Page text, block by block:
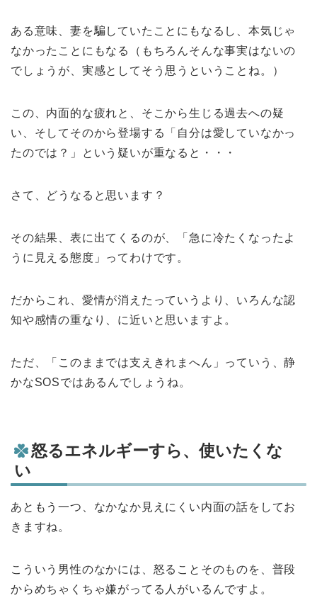
ある意味、妻を騙していたことにもなるし、本気じゃ
なかったことにもなる（もちろんそんな事実はないの
でしょうが、実感としてそう思うということね。）
この、内面的な疲れと、そこから生じる過去への疑
い、そしてそのから登場する「自分は愛していなかっ
たのでは？」という疑いが重なると・・・
さて、どうなると思います？
その結果、表に出てくるのが、「急に冷たくなったよ
うに見える態度」ってわけです。
だからこれ、愛情が消えたっていうより、いろんな認
知や感情の重なり、に近いと思いますよ。
ただ、「このままでは支えきれまへん」っていう、静
かなSOSではあるんでしょうね。
怒るエネルギーすら、使いたくな
い
あともう一つ、なかなか見えにくい内面の話をしてお
きますね。
こういう男性のなかには、怒ることそのものを、普段
からめちゃくちゃ嫌がってる人がいるんですよ。